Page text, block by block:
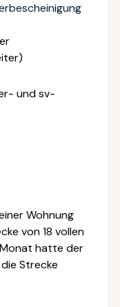
und sv-
Wohnung
von 18 vollen
hatte der
Strecke